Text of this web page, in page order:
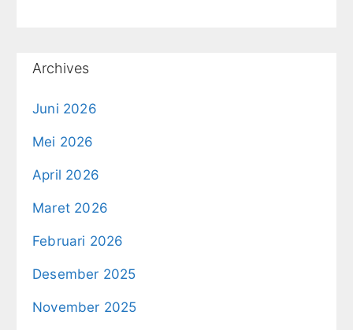
Archives
Juni 2026
Mei 2026
April 2026
Maret 2026
Februari 2026
Desember 2025
November 2025